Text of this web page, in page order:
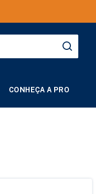
CONHEÇA A PRO